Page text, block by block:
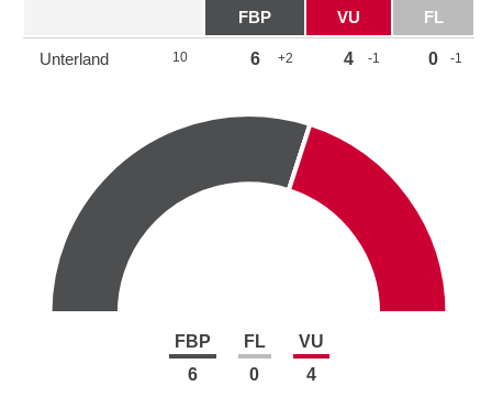
FBP VU FL
Unterland 10 6 +2 4 -1 0 -1
FBP
6
FL
0
VU
4